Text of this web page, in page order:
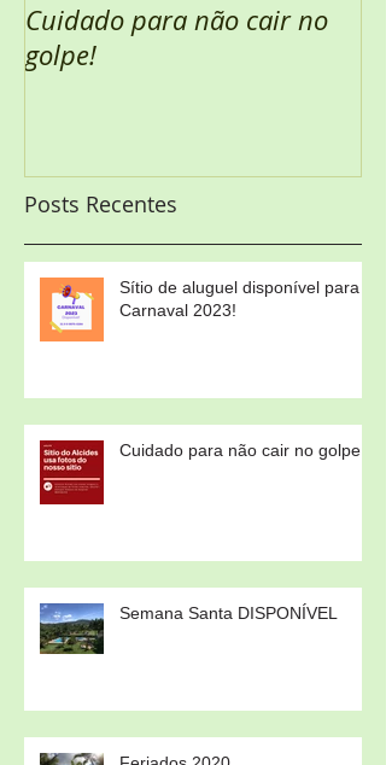
Cuidado para não cair no
golpe!
Posts Recentes
Sítio de aluguel disponível para
Carnaval 2023!
Cuidado para não cair no golpe!
Semana Santa DISPONÍVEL